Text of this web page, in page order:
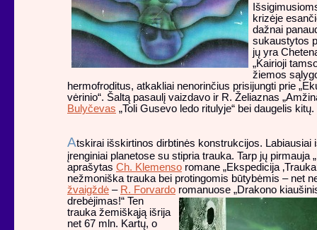
krizėje
dažnai
sukaustytos
jų yra
„Kairioji
žiemos
hermofroditus, atkakliai nenorinčius prisijungti prie
vėrinio“. Šaltą pasaulį vaizdavo ir R. Želiaznas
Bulyčevas „Toli Gusevo ledo ritulyje“ bei daugelis kitų.
Atskirai išskirtinos dirbtinės konstrukcijos. Labiausiai
įrenginiai planetose su stipria trauka. Tarp jų pirmauja
aprašytas Ch. Klemenso romane „Ekspedicija
nežmoniška trauka bei protingomis būtybėmis – net
žvaigždė – R. Forvardo romanuose „Drakono
drebėjimas!“ Ten
trauka žemiškąją išrija
net 67 mln. Kartų, o